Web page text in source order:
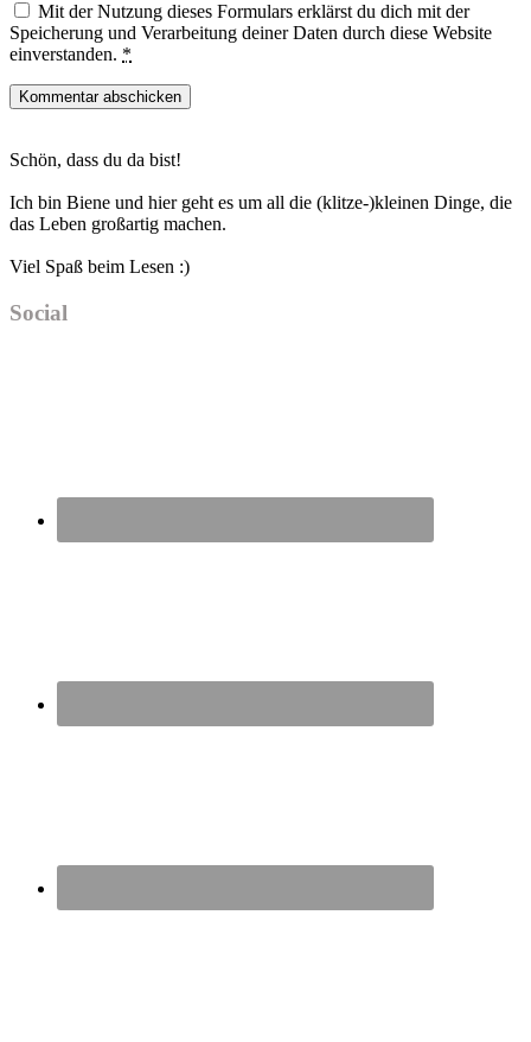
Mit der Nutzung dieses Formulars erklärst du dich mit der
Speicherung und Verarbeitung deiner Daten durch diese Website
einverstanden. *
Sidebar
Schön, dass du da bist!
Ich bin Biene und hier geht es um all die (klitze-)kleinen Dinge, die
das Leben großartig machen.
Viel Spaß beim Lesen :)
Social